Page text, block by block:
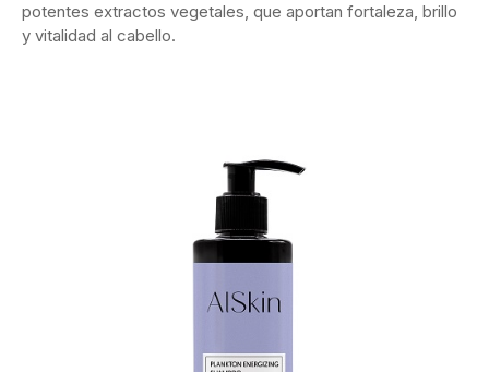
potentes extractos vegetales, que aportan fortaleza, brillo
y vitalidad al cabello.